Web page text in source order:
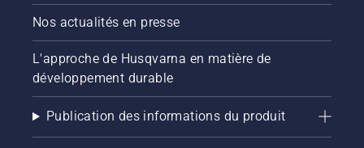
Nos actualités en presse
L'approche de Husqvarna en matière de
développement durable
Publication des informations du produit